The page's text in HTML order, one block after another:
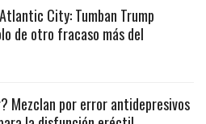
City: Tumban Trump
de otro fracaso más del
Mezclan por error antidepresivos